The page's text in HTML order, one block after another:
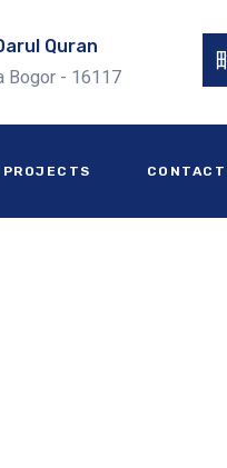
Quran
Bogor - 16117
PROJECTS
Bangkalan